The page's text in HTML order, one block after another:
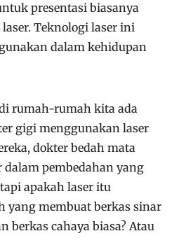
presentasi biasanya
Teknologi laser ini
dalam kehidupan
rumah-rumah kita ada
gigi menggunakan laser
dokter bedah mata
pembedahan yang
apakah laser itu
yang membuat berkas sinar
berkas cahaya biasa? Atau